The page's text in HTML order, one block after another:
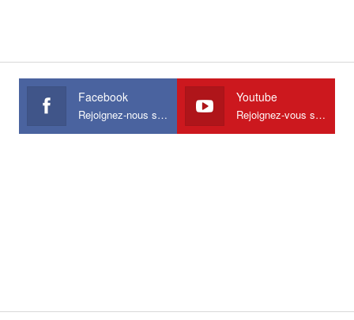
Facebook
Rejoignez-nous sur Facebook
Youtube
Rejoignez-vous sur Youtube